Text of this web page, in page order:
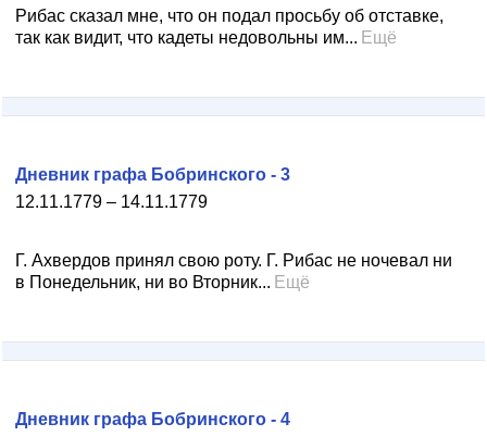
Рибас сказал мне, что он подал просьбу об отставке,
так как видит, что кадеты недовольны им... Ещё
12.11.1779 – 14.11.1779
Дневник графа Бобринского - 3
Г. Ахвердов принял свою роту. Г. Рибас не ночевал ни
в Понедельник, ни во Вторник... Ещё
Дневник графа Бобринского - 4